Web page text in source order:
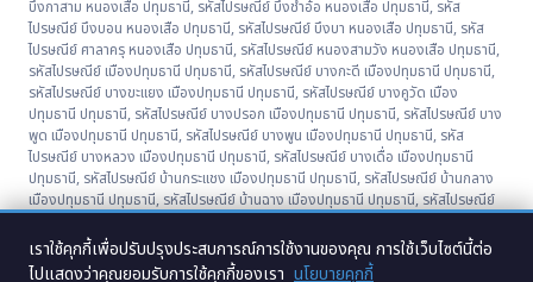
บึงกาสาม หนองเสือ ปทุมธานี, รหัสไปรษณีย์ บึงชำอ้อ หนองเสือ ปทุมธานี, รหัส
ไปรษณีย์ บึงบอน หนองเสือ ปทุมธานี, รหัสไปรษณีย์ บึงบา หนองเสือ ปทุมธานี, รหัส
ไปรษณีย์ ศาลาครุ หนองเสือ ปทุมธานี, รหัสไปรษณีย์ หนองสามวัง หนองเสือ ปทุมธานี,
รหัสไปรษณีย์ เมืองปทุมธานี ปทุมธานี, รหัสไปรษณีย์ บางกะดี เมืองปทุมธานี ปทุมธานี,
รหัสไปรษณีย์ บางขะแยง เมืองปทุมธานี ปทุมธานี, รหัสไปรษณีย์ บางคูวัด เมือง
ปทุมธานี ปทุมธานี, รหัสไปรษณีย์ บางปรอก เมืองปทุมธานี ปทุมธานี, รหัสไปรษณีย์ บาง
พูด เมืองปทุมธานี ปทุมธานี, รหัสไปรษณีย์ บางพูน เมืองปทุมธานี ปทุมธานี, รหัส
ไปรษณีย์ บางหลวง เมืองปทุมธานี ปทุมธานี, รหัสไปรษณีย์ บางเดื่อ เมืองปทุมธานี
ปทุมธานี, รหัสไปรษณีย์ บ้านกระแชง เมืองปทุมธานี ปทุมธานี, รหัสไปรษณีย์ บ้านกลาง
เมืองปทุมธานี ปทุมธานี,รหัสไปรษณีย์ บ้านฉาง เมืองปทุมธานี ปทุมธานี,รหัสไปรษณีย์
รหัสไปรษณีย์ หลักหก เมืองปทุมธานี ปทุมธานี
เราใช้คุกกี้เพื่อปรับปรุงประสบการณ์การใช้งานของคุณ การใช้เว็บไซต์นี้ต่อ
ไปแสดงว่าคุณยอมรับการใช้คุกกี้ของเรา นโยบายคุกกี้